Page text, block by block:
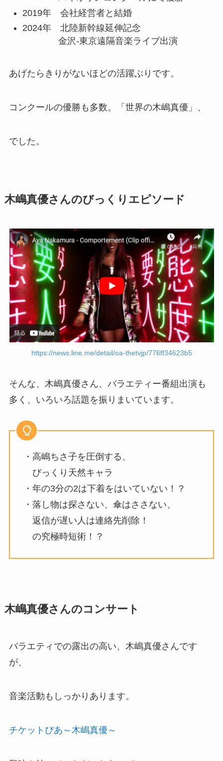
2019年 会社経営者と結婚
2024年 北陸新幹線延伸記念
金沢-東京遠隔音楽ライブ出演
あげたらきりがないほどの活躍ぶりです。
コンクールの優勝も多数。「世界の木嶋真優」、
でした。
木嶋真優さんのびっくりエピソード
https://news.line.me/detail/oa-thetvjp/776ff34623b5
そんな、木嶋真優さん、バラエティー番組出演も
多く、いろいろ話題を振りまいています。
・高嶋ちさ子を圧倒する、
びっくり天然キャラ
・年の3分の2は下着をはいていない！？
・落し物は探さない、傘はささない、
返信が遅い人は連絡先削除！
の究極時短術！？
木嶋真優さんのコンサート
バラエティでの露出の高い、木嶋真優さんです
が、
音楽活動もしっかりあります。
チケットぴあ～木嶋真優～